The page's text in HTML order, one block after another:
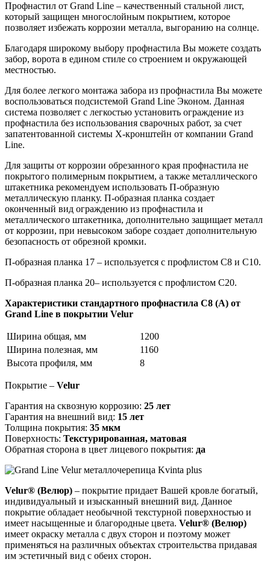
Профнастил от Grand Line – качественный стальной лист,
который защищен многослойным покрытием, которое
позволяет избежать коррозии металла, выгоранию на солнце.
Благодаря широкому выбору профнастила Вы можете создать
забор, ворота в едином стиле со строением и окружающей
местностью.
Для более легкого монтажа забора из профнастила Вы можете
воспользоваться подсистемой Grand Line Эконом. Данная
система позволяет с легкостью установить ограждение из
профнастила без использования сварочных работ, за счет
запатентованной системы Х-кронштейн от компании Grand
Line.
Для защиты от коррозии обрезанного края профнастила не
покрытого полимерным покрытием, а также металлического
штакетника рекомендуем использовать П-образную
металлическую планку. П-образная планка создает
оконченный вид ограждению из профнастила и
металлического штакетника, дополнительно защищает металл
от коррозии, при невысоком заборе создает дополнительную
безопасность от обрезной кромки.
П-образная планка 17 – используется с профлистом С8 и С10.
П-образная планка 20– используется с профлистом С20.
Характеристики стандартного профнастила С8 (А) от
Grand Line в покрытии Velur
Ширина общая, мм
1200
Ширина полезная, мм
1160
Высота профиля, мм
8
Покрытие – Velur
Гарантия на сквозную коррозию: 25 лет
Гарантия на внешний вид: 15 лет
Толщина покрытия: 35 мкм
Поверхность: Текстурированная, матовая
Обратная сторона в цвет лицевого покрытия: да
Velur® (Велюр) – покрытие придает Вашей кровле богатый,
индивидуальный и изысканный внешний вид. Данное
покрытие обладает необычной текстурной поверхностью и
имеет насыщенные и благородные цвета. Velur® (Велюр)
имеет окраску металла с двух сторон и поэтому может
применяться на различных объектах строительства придавая
им эстетичный вид с обеих сторон.